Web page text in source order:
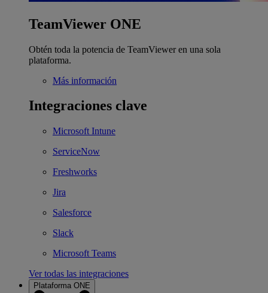
TeamViewer ONE
Obtén toda la potencia de TeamViewer en una sola
plataforma.
Más información
Integraciones clave
Microsoft Intune
ServiceNow
Freshworks
Jira
Salesforce
Slack
Microsoft Teams
Ver todas las integraciones
Plataforma ONE